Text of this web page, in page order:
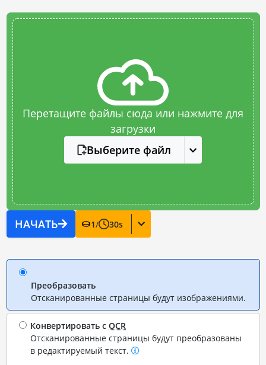
Перетащите файлы сюда или нажмите для
загрузки
Выберите файл
НАЧАТЬ 1/ 30s
Преобразовать
Отсканированные страницы будут изображениями.
Конвертировать сOCR
Отсканированные страницы будут преобразованы
в редактируемый текст.